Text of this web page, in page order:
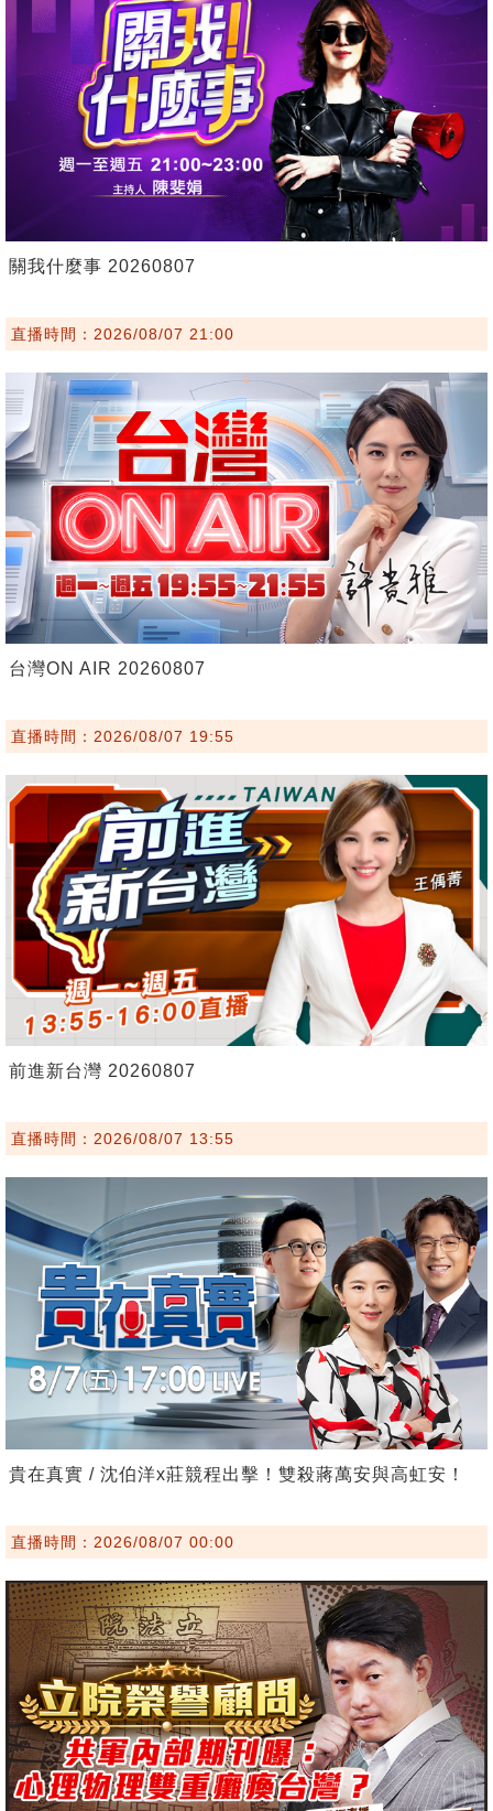
關我什麼事 20260807
直播時間：2026/08/07 21:00
台灣ON AIR 20260807
直播時間：2026/08/07 19:55
前進新台灣 20260807
直播時間：2026/08/07 13:55
貴在真實 / 沈伯洋x莊競程出擊！雙殺蔣萬安與高虹安！
直播時間：2026/08/07 00:00